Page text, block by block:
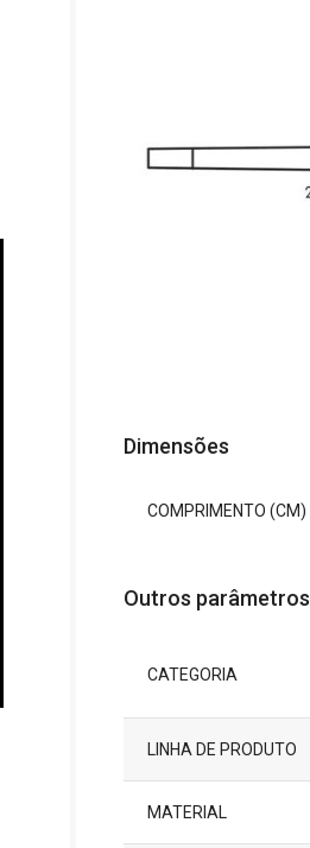
Dimensões
COMPRIMENTO (CM)
Outros parâmetros
CATEGORIA
LINHA DE PRODUTO
MATERIAL